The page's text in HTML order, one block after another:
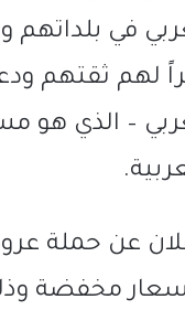
في بلداتهم
لهم ثقتهم
– الذي هو
عن حملة
مخفضة